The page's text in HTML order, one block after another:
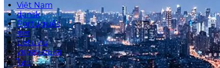
Việt Nam
dansk
Português
বাংলা
Lietuvių
українська
ไทย